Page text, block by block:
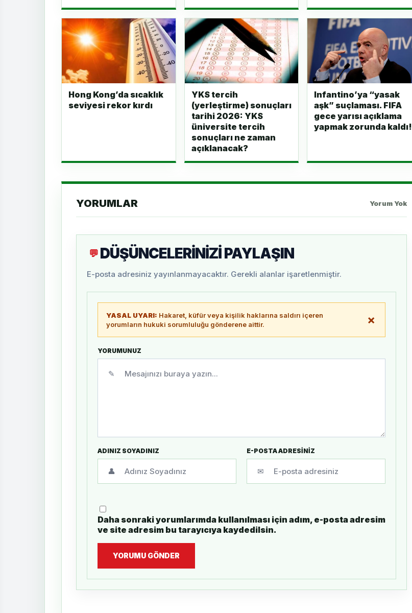
Hong Kong’da sıcaklık
seviyesi rekor kırdı
YKS tercih
(yerleştirme) sonuçları
tarihi 2026: YKS
üniversite tercih
sonuçları ne zaman
açıklanacak?
Infantino’ya “yasak
aşk” suçlaması. FIFA
gece yarısı açıklama
yapmak zorunda kaldı!
YORUMLAR Yorum Yok
💬 DÜŞÜNCELERİNİZİ PAYLAŞIN
E-posta adresiniz yayınlanmayacaktır. Gerekli alanlar işaretlenmiştir.
YASAL UYARI: Hakaret, küfür veya kişilik haklarına saldırı içeren
yorumların hukuki sorumluluğu gönderene aittir.
×
YORUMUNUZ
✎
ADINIZ SOYADINIZ
👤
E-POSTA ADRESİNİZ
✉
Daha sonraki yorumlarımda kullanılması için adım, e-posta adresim
ve site adresim bu tarayıcıya kaydedilsin.
YORUMU GÖNDER